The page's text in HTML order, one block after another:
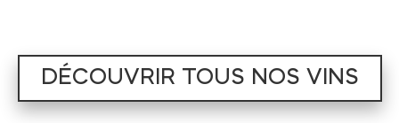
DÉCOUVRIR TOUS NOS VINS